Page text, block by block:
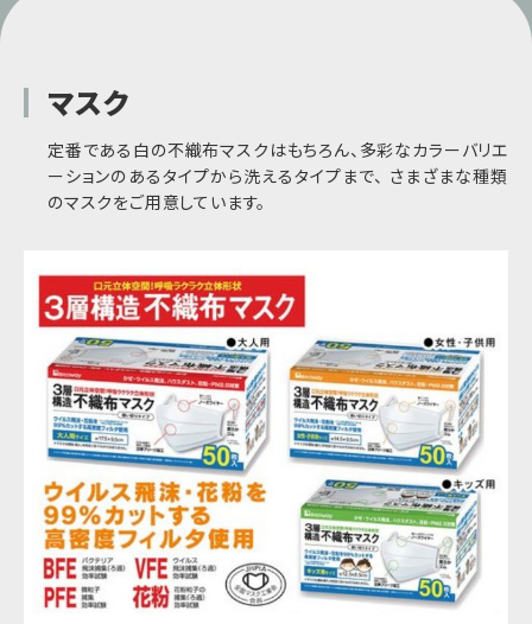
マスク
定番である白の不織布マスクはもちろん、多彩なカラーバリエ
ーションのあるタイプから洗えるタイプまで、 さまざまな種類
のマスクをご用意しています。